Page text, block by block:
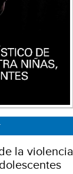
la violencia